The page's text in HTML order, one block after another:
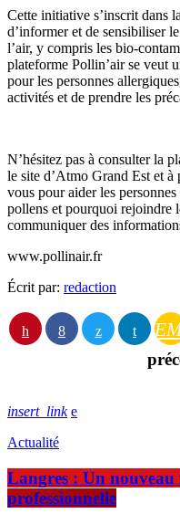
Cette initiative s’inscrit dans
d’informer et de sensibiliser
l’air, y compris les bio-
plateforme Pollin’air se veut
pour les personnes
activités et de prendre les
N’hésitez pas à consulter la
le site d’Atmo Grand Est et
vous pour aider les
pollens et pourquoi rejoindre
communiquer des
www.pollinair.fr
Écrit par: redaction
insert_link
Actualité
Langres : Un
professionnelle